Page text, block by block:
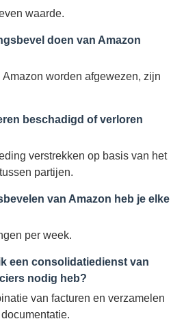
waarde.
doen van Amazon
worden afgewezen, zijn
beschadigd of verloren
verstrekken op basis van het
partijen.
van Amazon heb je elke
per week.
een consolidatiedienst van
nodig heb?
van facturen en verzamelen